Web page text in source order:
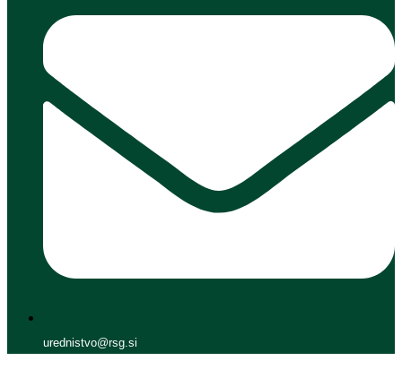
urednistvo@rsg.si